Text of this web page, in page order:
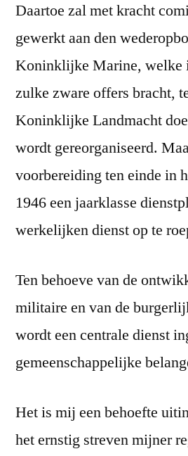
Daartoe zal met kracht
gewerkt aan den
Koninklijke Marine, welke
zulke zware offers bracht,
Koninklijke Landmacht
wordt gereorganiseerd.
voorbereiding ten einde in
1946 een jaarklasse
werkelijken dienst op te
Ten behoeve van de
militaire en van de
wordt een centrale dienst
gemeenschappelijke
Het is mij een behoefte
het ernstig streven mijner